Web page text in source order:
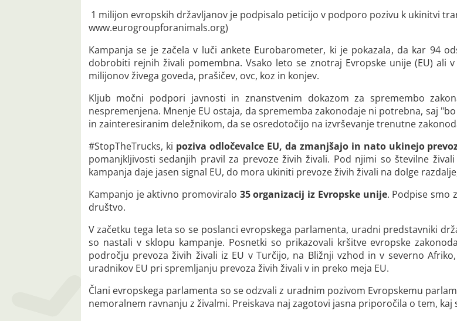
1 milijon evropskih državljanov je podpisalo peticijo v podporo pozivu k ukinitvi
www.eurogroupforanimals.org)
Kampanja se je začela v luči ankete Eurobarometer, ki je pokazala, da kar 94
dobrobiti rejnih živali pomembna. Vsako leto se znotraj Evropske unije (EU)
milijonov živega goveda, prašičev, ovc, koz in konjev.
Kljub močni podpori javnosti in znanstvenim dokazom za spremembo
nespremenjena. Mnenje EU ostaja, da sprememba zakonodaje ni potrebna, saj
in zainteresiranim deležnikom, da se osredotočijo na izvrševanje trenutne
#StopTheTrucks, ki poziva odločevalce EU, da zmanjšajo in nato ukinejo
pomanjkljivosti sedanjih pravil za prevoze živih živali. Pod njimi so številne
kampanja daje jasen signal EU, do mora ukiniti prevoze živih živali na dolge
Kampanjo je aktivno promoviralo 35 organizacij iz Evropske unije. Podpise smo
društvo.
V začetku tega leta so se poslanci evropskega parlamenta, uradni predstavniki
so nastali v sklopu kampanje. Posnetki so prikazovali kršitve evropske
področju prevoza živih živali iz EU v Turčijo, na Bližnji vzhod in v severno
uradnikov EU pri spremljanju prevoza živih živali v in preko meja EU.
Člani evropskega parlamenta so se odzvali z uradnim pozivom Evropskemu
nemoralnem ravnanju z živalmi. Preiskava naj zagotovi jasna priporočila o tem,